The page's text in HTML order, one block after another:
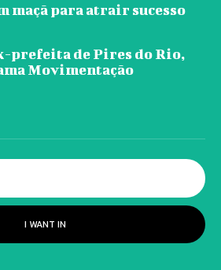
maçã para atrair sucesso
prefeita de Pires do Rio,
Movimentação
I WANT IN